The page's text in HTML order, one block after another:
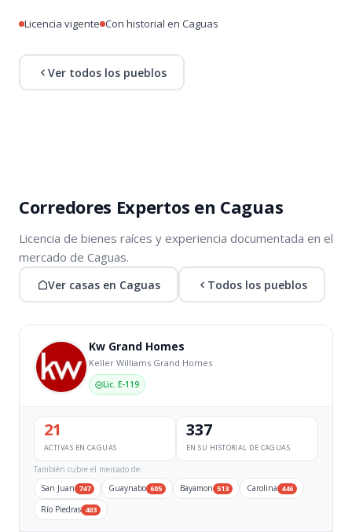
Licencia vigente Con historial en Caguas
Ver todos los pueblos
Corredores Expertos en Caguas
Licencia de bienes raíces y experiencia documentada en el
mercado de Caguas.
Ver casas en Caguas Todos los pueblos
Kw Grand Homes
Keller Williams Grand Homes
Lic. E-119
21
ACTIVAS EN CAGUAS
337
EN SU HISTORIAL DE CAGUAS
También cubre el mercado de:
San Juan 747 Guaynabo 605 Bayamon 513 Carolina 446
Río Piedras 403